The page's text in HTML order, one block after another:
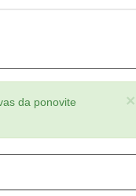
×
da ponovite